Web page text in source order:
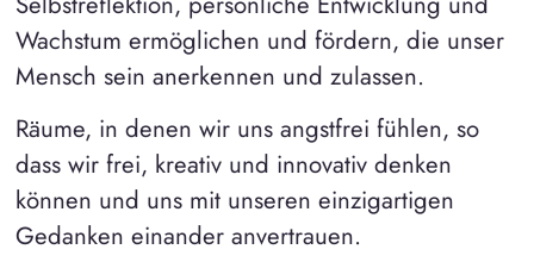
Wachstum ermöglichen und fördern, die unser
Mensch sein anerkennen und zulassen.
Räume, in denen wir uns angstfrei fühlen, so
dass wir frei, kreativ und innovativ denken
können und uns mit unseren einzigartigen
Gedanken einander anvertrauen.